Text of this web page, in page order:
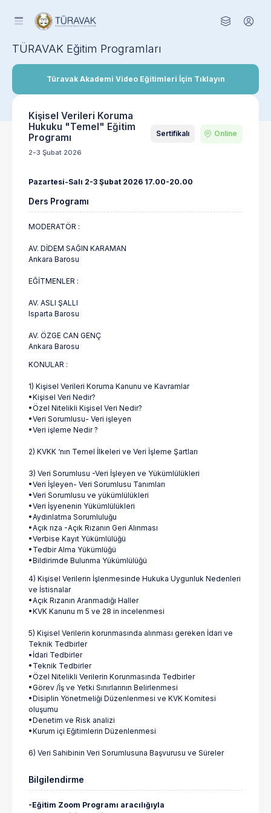
TÜRAVAK Eğitim Programları
Türavak Akademi Video Eğitimleri İçin Tıklayın
Kişisel Verileri Koruma
Hukuku "Temel" Eğitim
Programı
2-3 Şubat 2026
Sertifikalı Online
Pazartesi-Salı 2-3 Şubat 2026 17.00-20.00
Ders Programı
MODERATÖR :
AV. DİDEM SAĞIN KARAMAN
Ankara Barosu
EĞİTMENLER :
AV. ASLI ŞALLI
Isparta Barosu
AV. ÖZGE CAN GENÇ
Ankara Barosu
KONULAR :
1) Kişisel Verileri Koruma Kanunu ve Kavramlar
•Kişisel Veri Nedir?
•Özel Nitelikli Kişisel Veri Nedir?
•Veri Sorumlusu- Veri işleyen
•Veri işleme Nedir ?
2) KVKK ‘nın Temel İlkeleri ve Veri İşleme Şartları
3) Veri Sorumlusu -Veri İşleyen ve Yükümlülükleri
•Veri İşleyen- Veri Sorumlusu Tanımları
•Veri Sorumlusu ve yükümlülükleri
•Veri İşyenenin Yükümlülükleri
•Aydınlatma Sorumluluğu
•Açık rıza -Açık Rızanın Geri Alınması
•Verbise Kayıt Yükümlülüğü
•Tedbir Alma Yükümlüğü
•Bildirimde Bulunma Yükümlülüğü
4) Kişisel Verilerin İşlenmesinde Hukuka Uygunluk Nedenleri
ve İstisnalar
•Açık Rızanın Aranmadığı Haller
•KVK Kanunu m 5 ve 28 in incelenmesi
5) Kişisel Verilerin korunmasında alınması gereken İdari ve
Teknik Tedbirler
•İdari Tedbirler
•Teknik Tedbirler
•Özel Nitelikli Verilerin Korunmasında Tedbirler
•Görev /İş ve Yetki Sınırlarının Belirlenmesi
•Disiplin Yönetmeliği Düzenlenmesi ve KVK Komitesi
oluşumu
•Denetim ve Risk analizi
•Kurum içi Eğitimlerin Düzenlenmesi
6) Veri Sahibinin Veri Sorumlusuna Başvurusu ve Süreler
Bilgilendirme
-Eğitim Zoom Programı aracılığıyla